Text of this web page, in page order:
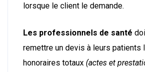
lorsque le client le demande.
Les professionnels de santé
remettre un devis à leurs patients
honoraires totaux (actes et